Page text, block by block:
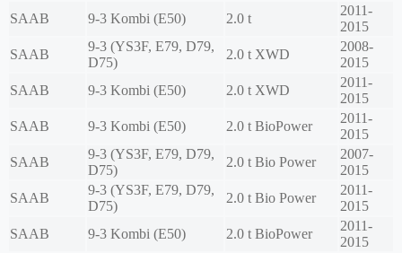
SAAB
9-3 Kombi (E50) 2.0 t
2011-
2015
SAAB
9-3 (YS3F, E79, D79,
D75)
2.0 t XWD
2008-
2015
SAAB
9-3 Kombi (E50) 2.0 t XWD
2011-
2015
SAAB
9-3 Kombi (E50) 2.0 t BioPower
2011-
2015
SAAB
9-3 (YS3F, E79, D79,
D75)
2.0 t Bio Power
2007-
2015
SAAB
9-3 (YS3F, E79, D79,
D75)
2.0 t Bio Power
2011-
2015
SAAB
9-3 Kombi (E50) 2.0 t BioPower
2011-
2015